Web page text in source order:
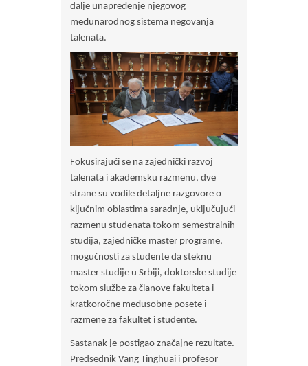
dalje unapređenje njegovog
međunarodnog sistema negovanja
talenata.
Fokusirajući se na zajednički razvoj
talenata i akademsku razmenu, dve
strane su vodile detaljne razgovore o
ključnim oblastima saradnje, uključujući
razmenu studenata tokom semestralnih
studija, zajedničke master programe,
mogućnosti za studente da steknu
master studije u Srbiji, doktorske studije
tokom službe za članove fakulteta i
kratkoročne međusobne posete i
razmene za fakultet i studente.
Sastanak je postigao značajne rezultate.
Predsednik Vang Tinghuai i profesor